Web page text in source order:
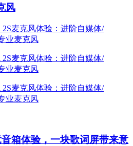
风
箱体验，一块歌词屏带来意